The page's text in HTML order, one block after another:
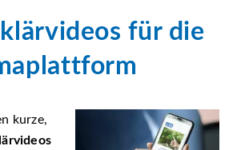
für die
kurze,